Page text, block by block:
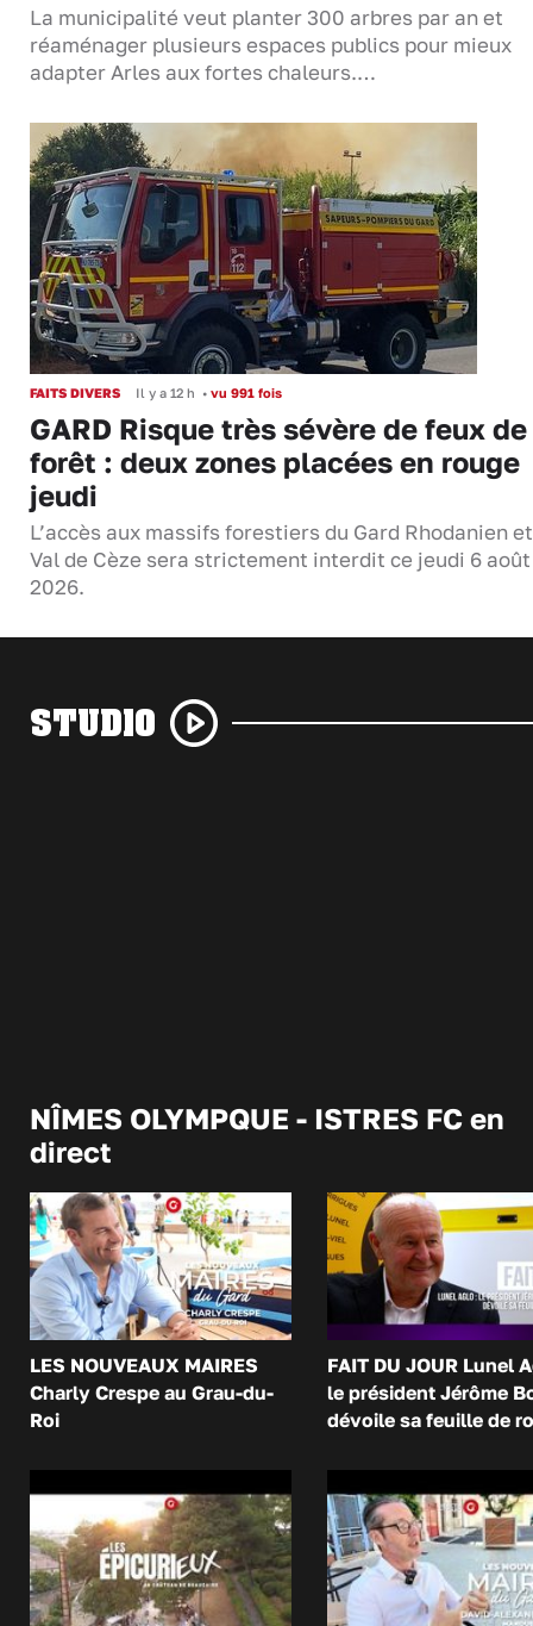
La municipalité veut planter 300 arbres par an et
réaménager plusieurs espaces publics pour mieux
adapter Arles aux fortes chaleurs.…
FAITS DIVERS Il y a 12 h • vu 991 fois
GARD Risque très sévère de feux de
forêt : deux zones placées en rouge
jeudi
L’accès aux massifs forestiers du Gard Rhodanien
Val de Cèze sera strictement interdit ce jeudi 6 août
2026.
STUDIO
NÎMES OLYMPQUE - ISTRES FC en
direct
LES NOUVEAUX MAIRES
Charly Crespe au Grau-du-
Roi
FAIT DU JOUR Lunel
le président Jérôme
dévoile sa feuille de